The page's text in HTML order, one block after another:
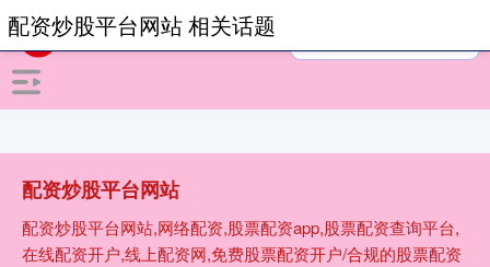
配资炒股平台网站
配资炒股平台网站,网络配资,股票配资app,股票配资查询平台,
在线配资开户,线上配资网,免费股票配资开户/合规的股票配资
配资炒股平台网站 相关话题